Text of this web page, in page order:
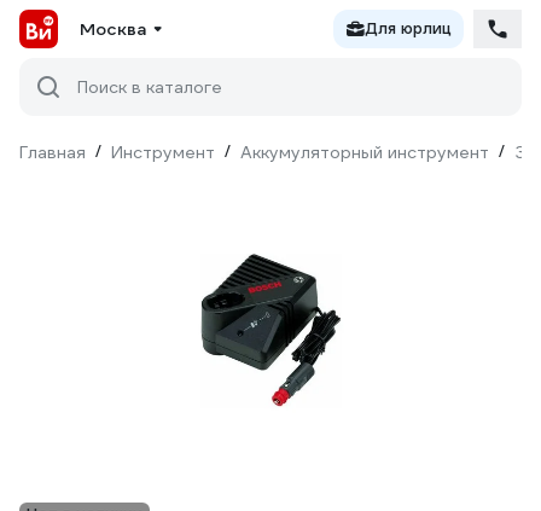
Москва Для юрлиц
Поиск в каталоге
Главная / Инструмент / Аккумуляторный инструмент /